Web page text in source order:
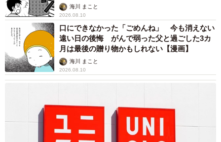
海川 まこと
2026.08.10
口にできなかった「ごめんね」 今も消えない
遠い日の後悔 がんで弱った父と過ごした3カ
月は最後の贈り物かもしれない【漫画】
海川 まこと
2026.08.10